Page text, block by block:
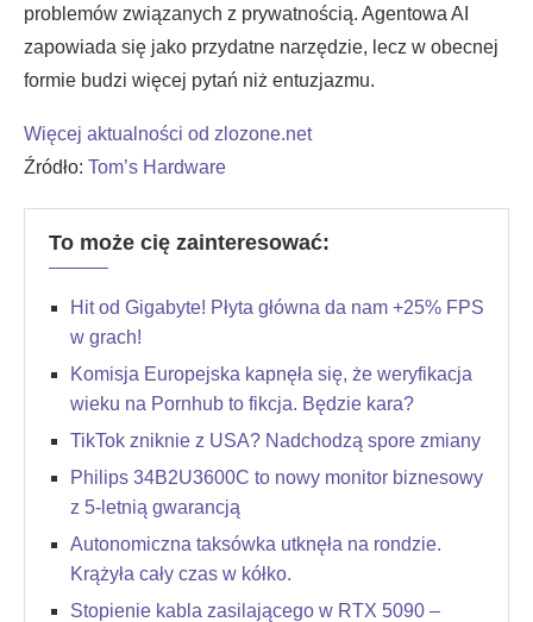
problemów związanych z prywatnością. Agentowa AI
zapowiada się jako przydatne narzędzie, lecz w obecnej
formie budzi więcej pytań niż entuzjazmu.
Więcej aktualności od zlozone.net
Źródło: Tom’s Hardware
To może cię zainteresować:
Hit od Gigabyte! Płyta główna da nam +25% FPS
w grach!
Komisja Europejska kapnęła się, że weryfikacja
wieku na Pornhub to fikcja. Będzie kara?
TikTok zniknie z USA? Nadchodzą spore zmiany
Philips 34B2U3600C to nowy monitor biznesowy
z 5-letnią gwarancją
Autonomiczna taksówka utknęła na rondzie.
Krążyła cały czas w kółko.
Stopienie kabla zasilającego w RTX 5090 –